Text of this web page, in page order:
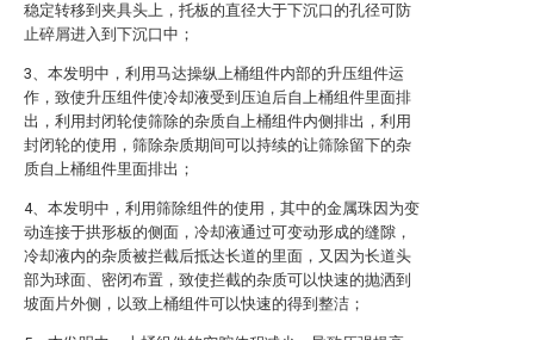
稳定转移到夹具头上，托板的直径大于下沉口的孔径可防
止碎屑进入到下沉口中；
3、本发明中，利用马达操纵上桶组件内部的升压组件运
作，致使升压组件使冷却液受到压迫后自上桶组件里面排
出，利用封闭轮使筛除的杂质自上桶组件内侧排出，利用
封闭轮的使用，筛除杂质期间可以持续的让筛除留下的杂
质自上桶组件里面排出；
4、本发明中，利用筛除组件的使用，其中的金属珠因为变
动连接于拱形板的侧面，冷却液通过可变动形成的缝隙，
冷却液内的杂质被拦截后抵达长道的里面，又因为长道头
部为球面、密闭布置，致使拦截的杂质可以快速的抛洒到
坡面片外侧，以致上桶组件可以快速的得到整洁；